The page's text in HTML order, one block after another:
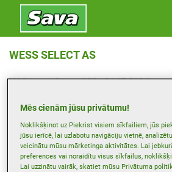
WESS SELECT AS
K.Ulmana Gatve 123 , 2167 RIGA
Saņemt norādes
Skatīt tālruņa numuru
Izplatītāja vietne
Mēs cienām jūsu privātumu!
Noklikšķinot uz Piekrist visiem sīkfailiem, jūs
jūsu ierīcē, lai uzlabotu navigāciju vietnē,
veicinātu mūsu mārketinga aktivitātes. Lai
preferences vai noraidītu visus sīkfailus,
Lai uzzinātu vairāk, skatiet mūsu Privātuma